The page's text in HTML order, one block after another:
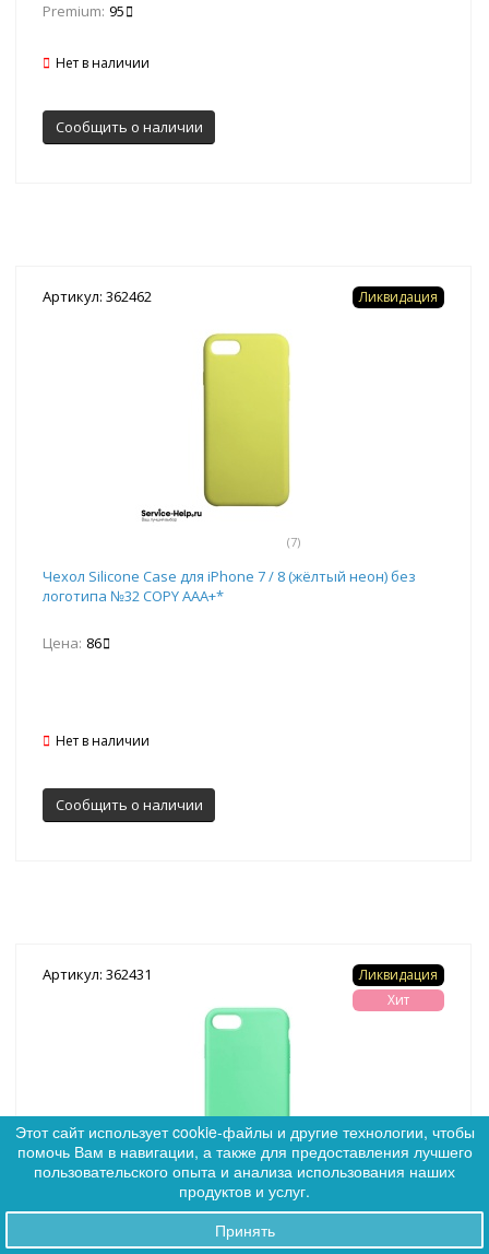
0
Premium: 95
Нет в наличии
Сообщить о наличии
Артикул: 362462
(7)
Ликвидация
Чехол Silicone Case для iPhone 7 / 8 (жёлтый неон) без
логотипа №32 COPY AAA+*
Цена: 86
Нет в наличии
Сообщить о наличии
Артикул: 362431
Ликвидация
Хит
Этот сайт использует cookie-файлы и другие технологии, чтобы
помочь Вам в навигации, а также для предоставления лучшего
пользовательского опыта и анализа использования наших
продуктов и услуг.
Принять